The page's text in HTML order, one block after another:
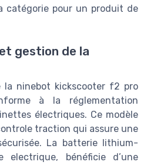
catégorie pour un produit de
gestion de la
la ninebot kickscooter f2 pro
à la réglementation
électriques. Ce modèle
traction qui assure une
La batterie lithium-
bénéficie d’une